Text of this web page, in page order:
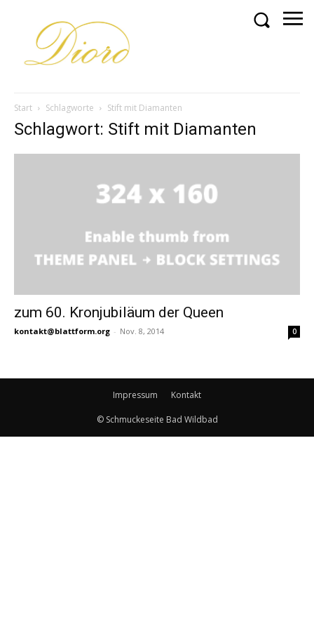
Start Schlagworte Stift mit Diamanten
Schlagwort: Stift mit Diamanten
zum 60. Kronjubiläum der Queen
kontakt@blattform.org - Nov. 8, 2014 0
Impressum Kontakt
© Schmuckeseite Bad Wildbad